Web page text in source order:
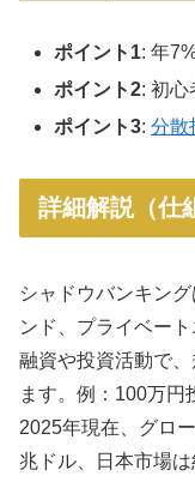
ポイント1: 年
ポイント2: 初心
ポイント3:分散
詳細解説（仕
シャドウバンキン
ンド、プライベー
融資や投資活動で
ます。例：100万円
2025年現在、グロ
兆ドル、日本市場